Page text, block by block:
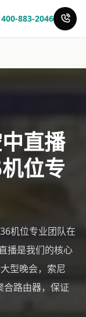
400-883-2046
直播
位专
机位专业团队在
播是我们的核心
型晚会，索尼
合路由器，保证